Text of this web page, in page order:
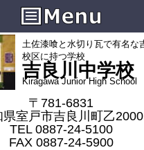
土佐漆喰と水切り瓦で有名な
校区に持つ学校
吉良川中学校
Kiragawa Junior High School
〒781-6831
県室戸市吉良川町乙2000
TEL 0887-24-5100
FAX 0887-24-5900